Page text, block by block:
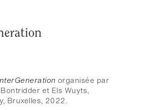
organisée par
et Els Wuyts,
Bruxelles, 2022.